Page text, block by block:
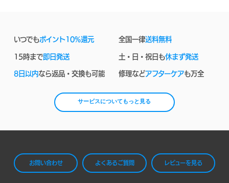
いつでもポイント10%還元 全国一律送料無料
15時まで即日発送 土・日・祝日も休まず発送
8日以内なら返品・交換も可能 修理などアフターケアも万全
サービスについてもっと見る
お問い合わせ よくあるご質問 レビューを見る